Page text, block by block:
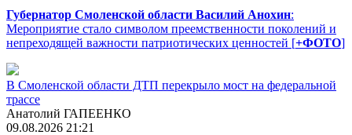
Губернатор Смоленской области Василий Анохин:
Мероприятие стало символом преемственности поколений и
непреходящей важности патриотических ценностей [+ФОТО]
В Смоленской области ДТП перекрыло мост на федеральной
трассе
Анатолий ГАПЕЕНКО
09.08.2026 21:21